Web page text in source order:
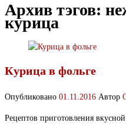
Архив тэгов:
курица
Курица в фольге
Опубликовано 01.11.2016 Автор
Рецептов приготовления